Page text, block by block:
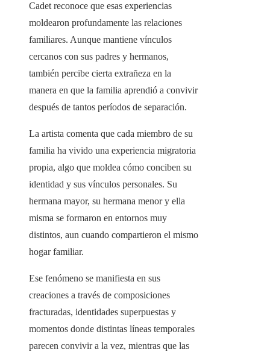
Cadet reconoce que esas experiencias
moldearon profundamente las relaciones
familiares. Aunque mantiene vínculos
cercanos con sus padres y hermanos,
también percibe cierta extrañeza en la
manera en que la familia aprendió a convivir
después de tantos períodos de separación.
La artista comenta que cada miembro de su
familia ha vivido una experiencia migratoria
propia, algo que moldea cómo conciben su
identidad y sus vínculos personales. Su
hermana mayor, su hermana menor y ella
misma se formaron en entornos muy
distintos, aun cuando compartieron el mismo
hogar familiar.
Ese fenómeno se manifiesta en sus
creaciones a través de composiciones
fracturadas, identidades superpuestas y
momentos donde distintas líneas temporales
parecen convivir a la vez, mientras que las